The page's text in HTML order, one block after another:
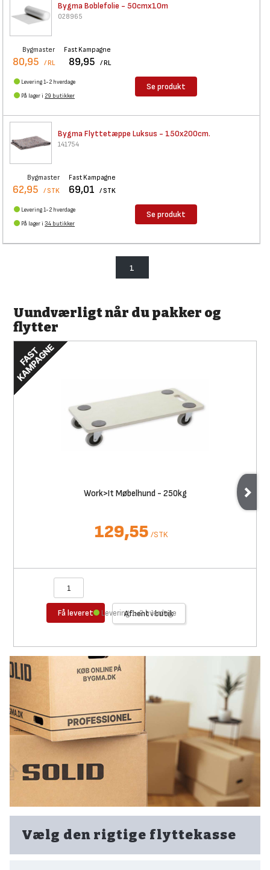
Bygma Boblefolie - 50cmx10m
028965
Bygmaster
80,95 / RL
Fast Kampagne
89,95 / RL
Levering 1-2 hverdage
På lager i 29 butikker
Se produkt
Bygma Flyttetæppe Luksus - 150x200cm.
141754
Bygmaster
62,95 / STK
Fast Kampagne
69,01 / STK
Levering 1-2 hverdage
På lager i 34 butikker
Se produkt
1
Uundværligt når du pakker og
flytter
Work>It Møbelhund - 250kg
129,55 /STK
Få leveret Afhent i butik
Levering 1-2 hverdage
Vælg den rigtige flyttekasse